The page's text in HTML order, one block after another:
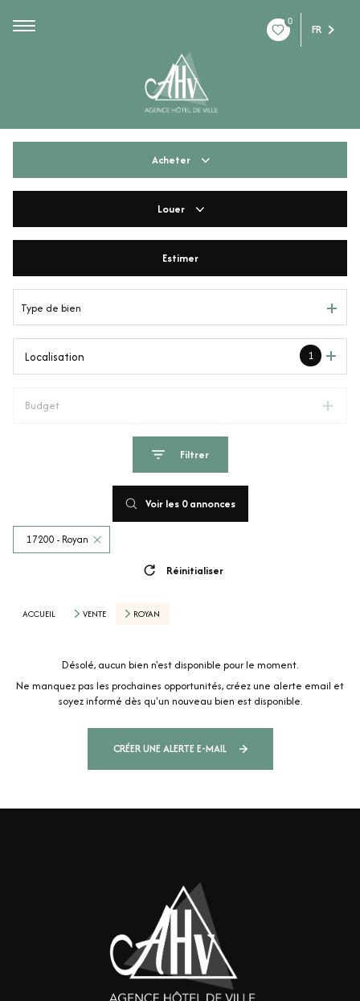
0
FR
Acheter
De l'immo pro
Louer
De l'immo pro
Estimer
Type de bien
1
Localisation
Budget
Filtrer
Voir les 0annonces
17200 - Royan
Réinitialiser
ACCUEIL VENTE ROYAN
Désolé, aucun bien n'est disponible pour le moment.
Ne manquez pas les prochaines opportunités, créez une alerte email et
soyez informé dès qu'un nouveau bien est disponible.
CRÉER UNE ALERTE E-MAIL